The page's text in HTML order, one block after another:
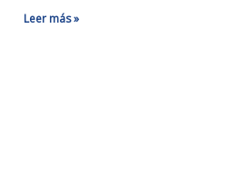
Leer más »